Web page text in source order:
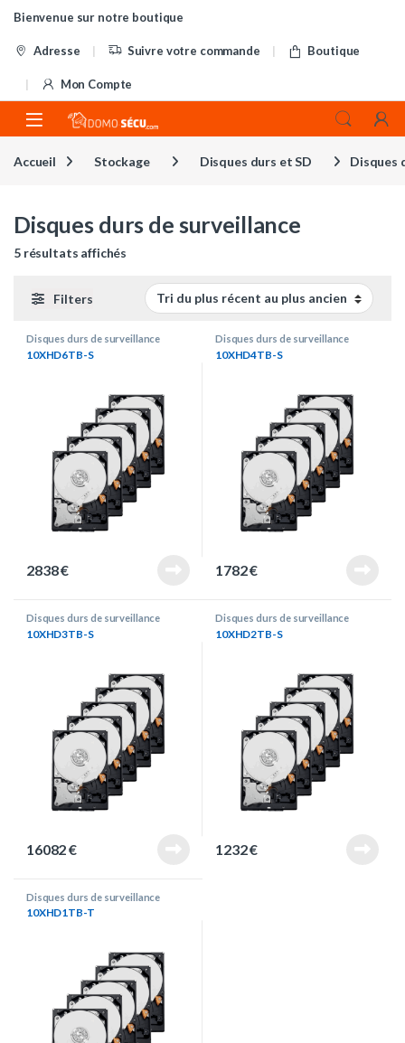
Skip to navigation
Skip to content
Bienvenue sur notre boutique
Adresse Suivre votre commande Boutique
Mon Compte
Accueil Stockage Disques durs et SD Disques
Disques durs de surveillance
5 résultats affichés
Filters
Disques durs de surveillance
10XHD6TB-S
2838€
Disques durs de surveillance
10XHD4TB-S
1782€
Disques durs de surveillance
10XHD3TB-S
16082€
Disques durs de surveillance
10XHD2TB-S
1232€
Disques durs de surveillance
10XHD1TB-T